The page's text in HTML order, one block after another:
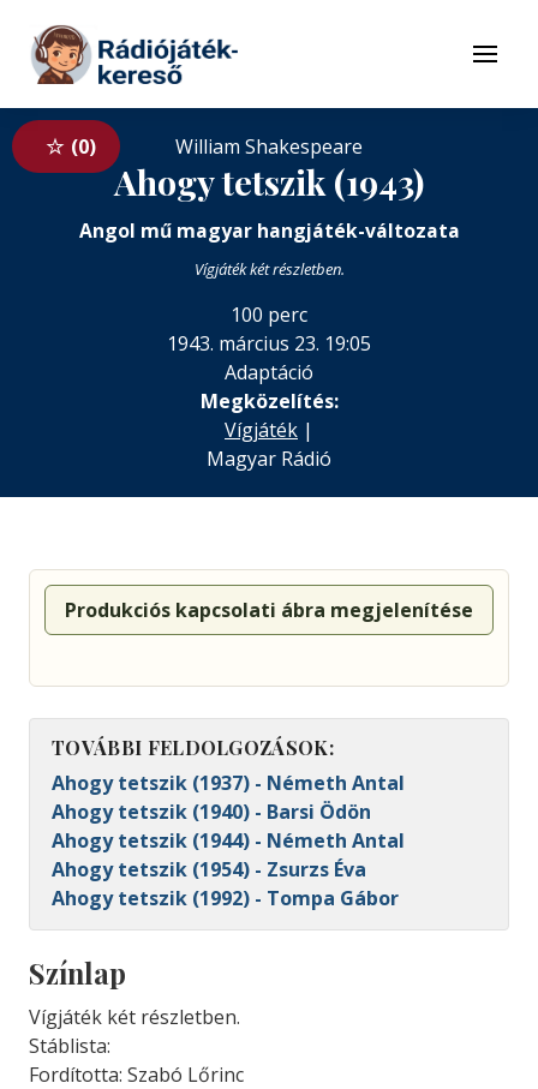
Tovább a tartalomhoz
Menü
0 William Shakespeare
Ahogy tetszik (1943)
Angol mű magyar hangjáték-változata
Vígjáték két részletben.
100 perc
1943. március 23. 19:05
Adaptáció
Megközelítés:
Vígjáték |
Magyar Rádió
Produkciós kapcsolati ábra megjelenítése
TOVÁBBI FELDOLGOZÁSOK:
Ahogy tetszik (1937) - Németh Antal
Ahogy tetszik (1940) - Barsi Ödön
Ahogy tetszik (1944) - Németh Antal
Ahogy tetszik (1954) - Zsurzs Éva
Ahogy tetszik (1992) - Tompa Gábor
Színlap
Vígjáték két részletben.
Stáblista:
Fordította: Szabó Lőrinc